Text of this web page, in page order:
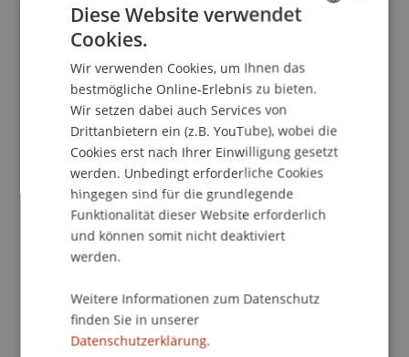
Universität Liechtenstein.
Diese Website verwendet
Cookies.
Wir verwenden Cookies, um Ihnen das
bestmögliche Online-Erlebnis zu bieten.
Wir setzen dabei auch Services von
Drittanbietern ein (z.B. YouTube), wobei die
Cookies erst nach Ihrer Einwilligung gesetzt
werden. Unbedingt erforderliche Cookies
hingegen sind für die grundlegende
Funktionalität dieser Website erforderlich
und können somit nicht deaktiviert
werden.
Weitere Informationen zum Datenschutz
finden Sie in unserer
Datenschutzerklärung.